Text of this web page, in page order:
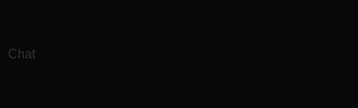
Chat